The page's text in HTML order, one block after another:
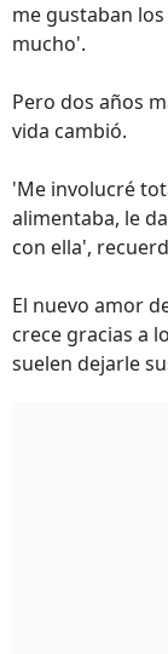
me gustaban
mucho'.
Pero dos años
vida cambió.
'Me involucré
alimentaba, le
con ella',
El nuevo amor
crece gracias a
suelen dejarle